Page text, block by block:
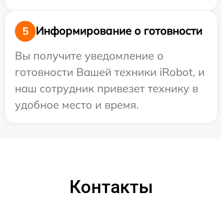
5
Информирование о готовности
Вы получите уведомление о
готовности Вашей техники iRobot, и
наш сотрудник привезет технику в
удобное место и время.
Контакты